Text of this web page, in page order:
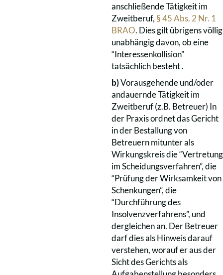
anschließende Tätigkeit im
Zweitberuf, § 45 Abs. 2 Nr. 1
BRAO. Dies gilt übrigens völlig
unabhängig davon, ob eine
“Interessenkollision”
tatsächlich besteht .
b)Vorausgehende und/oder
andauernde Tätigkeit im
Zweitberuf (z.B. Betreuer) In
der Praxis ordnet das Gericht
in der Bestallung von
Betreuern mitunter als
Wirkungskreis die “Vertretung
im Scheidungsverfahren”, die
“Prüfung der Wirksamkeit von
Schenkungen”, die
“Durchführung des
Insolvenzverfahrens”, und
dergleichen an. Der Betreuer
darf dies als Hinweis darauf
verstehen, worauf er aus der
Sicht des Gerichts als